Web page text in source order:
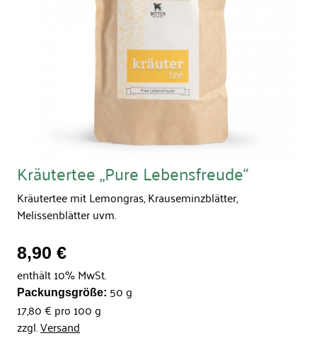
Rezepte & Tipps
Wiederverkäufer werden
Kräutertee „Pure Lebensfreude“
Kräutertee mit Lemongras, Krauseminzblätter,
Melissenblätter uvm.
8,90 €
enthält 10% MwSt.
Packungsgröße: 50 g
17,80 € pro 100 g
zzgl.Versand